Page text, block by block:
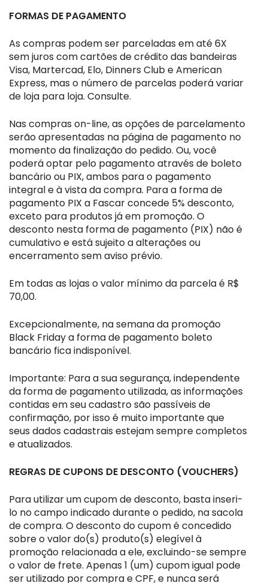
FORMAS DE PAGAMENTO
As compras podem ser parceladas em até 6X
sem juros com cartões de crédito das bandeiras
Visa, Martercad, Elo, Dinners Club e American
Express, mas o número de parcelas poderá variar
de loja para loja. Consulte.
Nas compras on-line, as opções de parcelamento
serão apresentadas na página de pagamento no
momento da finalização do pedido. Ou, você
poderá optar pelo pagamento através de boleto
bancário ou PIX, ambos para o pagamento
integral e à vista da compra. Para a forma de
pagamento PIX a Fascar concede 5% desconto,
exceto para produtos já em promoção. O
desconto nesta forma de pagamento (PIX) não é
cumulativo e está sujeito a alterações ou
encerramento sem aviso prévio.
Em todas as lojas o valor mínimo da parcela é R$
70,00.
Excepcionalmente, na semana da promoção
Black Friday a forma de pagamento boleto
bancário fica indisponível.
Importante: Para a sua segurança, independente
da forma de pagamento utilizada, as informações
contidas em seu cadastro são passíveis de
confirmação, por isso é muito importante que
seus dados cadastrais estejam sempre completos
e atualizados.
REGRAS DE CUPONS DE DESCONTO (VOUCHERS)
Para utilizar um cupom de desconto, basta inseri-
lo no campo indicado durante o pedido, na sacola
de compra. O desconto do cupom é concedido
sobre o valor do(s) produto(s) elegível à
promoção relacionada a ele, excluindo-se sempre
o valor de frete. Apenas 1 (um) cupom igual pode
ser utilizado por compra e CPF, e nunca será